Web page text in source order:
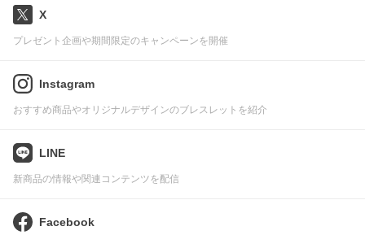
X
プレゼント企画や期間限定のキャンペーンを開催
Instagram
おすすめ商品やオリジナルデザインのブレスレットを紹介
LINE
新商品の情報や関連コンテンツを配信
Facebook